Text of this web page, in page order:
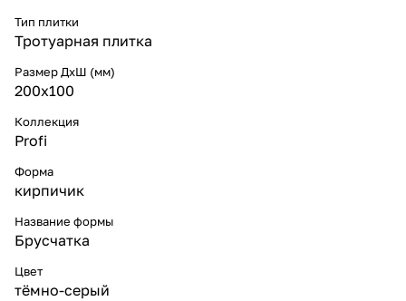
Тип плитки
Тротуарная плитка
Размер ДхШ (мм)
200х100
Коллекция
Profi
Форма
кирпичик
Название формы
Брусчатка
Цвет
тёмно-серый